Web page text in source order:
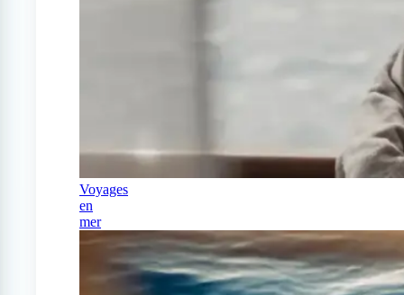
Voyages
en
mer